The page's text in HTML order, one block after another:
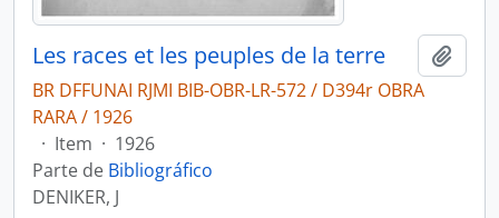
Les races et les peuples de la terre
BR DFFUNAI RJMI BIB-OBR-LR-572 / D394r OBRA
RARA / 1926
· Item · 1926
Parte de Bibliográfico
DENIKER, J